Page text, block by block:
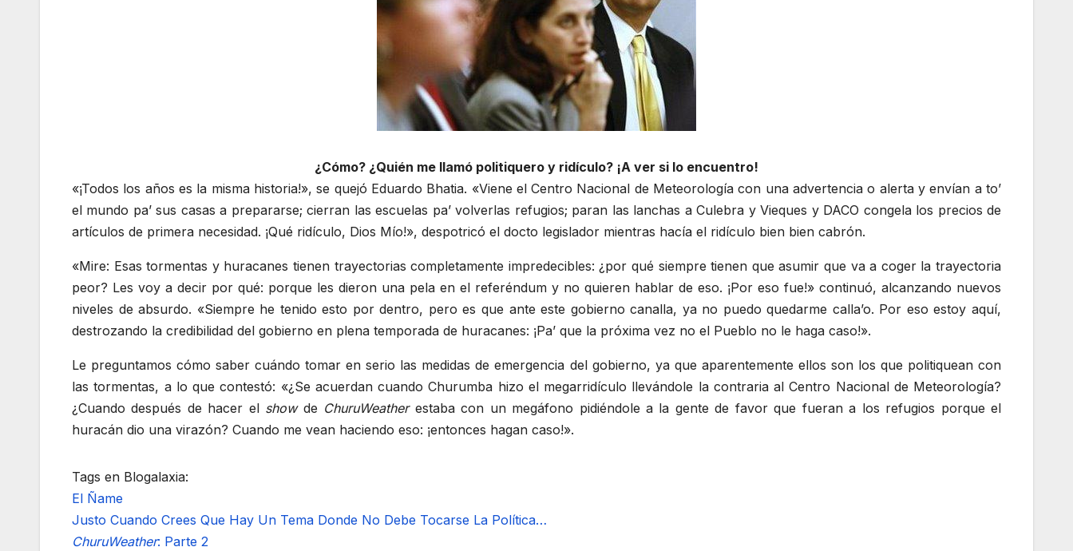
¿Cómo? ¿Quién me llamó politiquero y ridículo? ¡A ver si lo encuentro!
«¡Todos los años es la misma historia!», se quejó Eduardo Bhatia. «Viene el Centro Nacional de Meteorología con una advertencia o alerta y envían a to’
el mundo pa’ sus casas a prepararse; cierran las escuelas pa’ volverlas refugios; paran las lanchas a Culebra y Vieques y DACO congela los precios de
artículos de primera necesidad. ¡Qué ridículo, Dios Mío!», despotricó el docto legislador mientras hacía el ridículo bien bien cabrón.
«Mire: Esas tormentas y huracanes tienen trayectorias completamente impredecibles: ¿por qué siempre tienen que asumir que va a coger la trayectoria
peor? Les voy a decir por qué: porque les dieron una pela en el referéndum y no quieren hablar de eso. ¡Por eso fue!» continuó, alcanzando nuevos
niveles de absurdo. «Siempre he tenido esto por dentro, pero es que ante este gobierno canalla, ya no puedo quedarme calla’o. Por eso estoy aquí,
destrozando la credibilidad del gobierno en plena temporada de huracanes: ¡Pa’ que la próxima vez no el Pueblo no le haga caso!».
Le preguntamos cómo saber cuándo tomar en serio las medidas de emergencia del gobierno, ya que aparentemente ellos son los que politiquean con
las tormentas, a lo que contestó: «¿Se acuerdan cuando Churumba hizo el megarridículo llevándole la contraria al Centro Nacional de Meteorología?
¿Cuando después de hacer el showde ChuruWeatherestaba con un megáfono pidiéndole a la gente de favor que fueran a los refugios porque el
huracán dio una virazón? Cuando me vean haciendo eso: ¡entonces hagan caso!».
Tags en Blogalaxia:
El Ñame
Justo Cuando Crees Que Hay Un Tema Donde No Debe Tocarse La Política…
ChuruWeather: Parte 2